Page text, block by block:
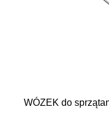
WÓZEK do